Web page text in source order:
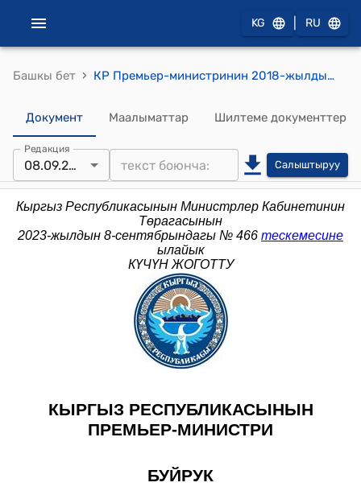
KG RU
Башкы бет › КР Премьер-министринин 2018-жылдын 30-мартындагы № 200 (Кыргыз Республикасынын Премьер-министринин 2014-жылдын 20-январындагы № 22 буйругуна өзгөртүүлөр киргизүү жөнүндө) буйругу
Документ Маалыматтар Шилтеме документтер
Редакция
08.09.2023 Салыштыруу